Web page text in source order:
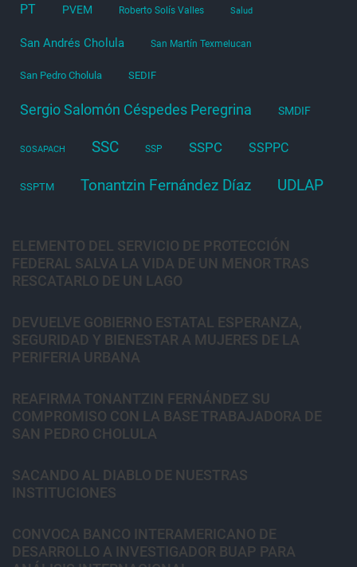
PT PVEM Roberto Solís Valles Salud
San Andrés Cholula San Martín Texmelucan
San Pedro Cholula SEDIF
Sergio Salomón Céspedes Peregrina SMDIF
SOSAPACH SSC SSP SSPC SSPPC
SSPTM Tonantzin Fernández Díaz UDLAP
ELEMENTO DEL SERVICIO DE PROTECCIÓN
FEDERAL SALVA LA VIDA DE UN MENOR TRAS
RESCATARLO DE UN LAGO
DEVUELVE GOBIERNO ESTATAL ESPERANZA,
SEGURIDAD Y BIENESTAR A MUJERES DE LA
PERIFERIA URBANA
REAFIRMA TONANTZIN FERNÁNDEZ SU
COMPROMISO CON LA BASE TRABAJADORA DE
SAN PEDRO CHOLULA
SACANDO AL DIABLO DE NUESTRAS
INSTITUCIONES
CONVOCA BANCO INTERAMERICANO DE
DESARROLLO A INVESTIGADOR BUAP PARA